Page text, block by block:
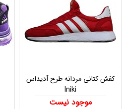
کفش کتانی مردانه طرح آدیداس
Iniki
موجود نیست